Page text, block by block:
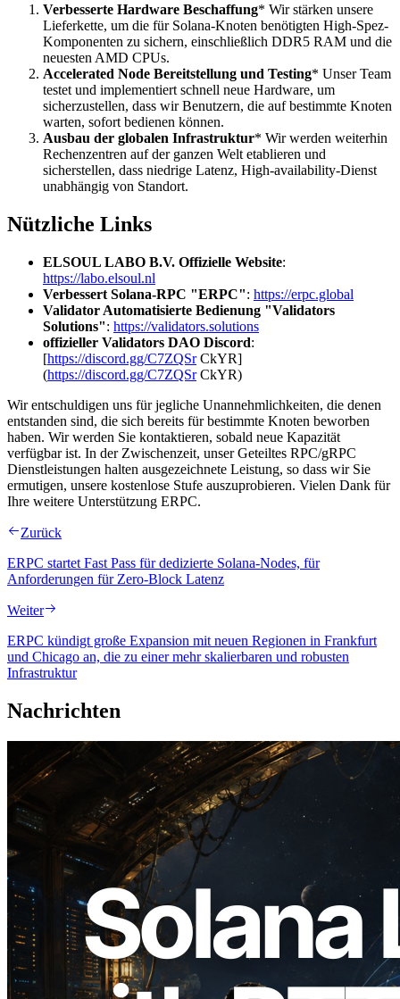
Verbesserte Hardware Beschaffung* Wir stärken unsere
Lieferkette, um die für Solana-Knoten benötigten High-Spez-
Komponenten zu sichern, einschließlich DDR5 RAM und die
neuesten AMD CPUs.
Accelerated Node Bereitstellung und Testing* Unser Team
testet und implementiert schnell neue Hardware, um
sicherzustellen, dass wir Benutzern, die auf bestimmte Knoten
warten, sofort bedienen können.
Ausbau der globalen Infrastruktur* Wir werden weiterhin
Rechenzentren auf der ganzen Welt etablieren und
sicherstellen, dass niedrige Latenz, High-availability-Dienst
unabhängig von Standort.
Nützliche Links
ELSOUL LABO B.V. Offizielle Website:
https://labo.elsoul.nl
Verbessert Solana-RPC "ERPC": https://erpc.global
Validator Automatisierte Bedienung "Validators
Solutions": https://validators.solutions
offizieller Validators DAO Discord:
[https://discord.gg/C7ZQSrCkYR]
(https://discord.gg/C7ZQSrCkYR)
Wir entschuldigen uns für jegliche Unannehmlichkeiten, die denen
entstanden sind, die sich bereits für bestimmte Knoten beworben
haben. Wir werden Sie kontaktieren, sobald neue Kapazität
verfügbar ist. In der Zwischenzeit, unser Geteiltes RPC/gRPC
Dienstleistungen halten ausgezeichnete Leistung, so dass wir Sie
ermutigen, unsere kostenlose Stufe auszuprobieren. Vielen Dank für
Ihre weitere Unterstützung ERPC.
Zurück
ERPC startet Fast Pass für dedizierte Solana-Nodes, für
Anforderungen für Zero-Block Latenz
Weiter
ERPC kündigt große Expansion mit neuen Regionen in Frankfurt
und Chicago an, die zu einer mehr skalierbaren und robusten
Infrastruktur
Nachrichten
2026.08.05
ERPC erweitert Solana Leader Slot API